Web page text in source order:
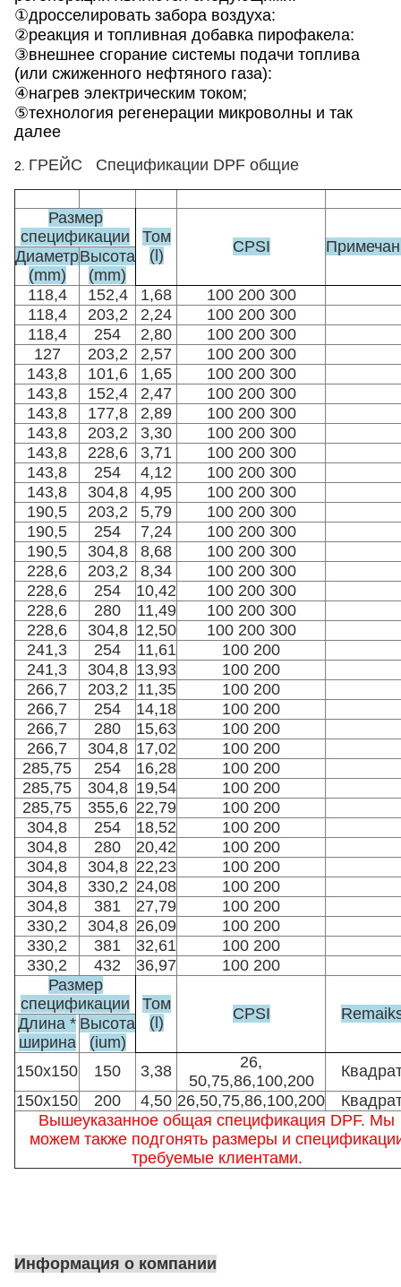
①дросселировать забора воздуха:
②реакция и топливная добавка пирофакела:
③внешнее сгорание системы подачи топлива
(или сжиженного нефтяного газа):
④нагрев электрическим током;
⑤технология регенерации микроволны и так
далее
2. ГРЕЙС Спецификации DPF общие
Размер
спецификации
Том
(l)
CPSI
Диаметр
(mm)
Высота
(mm)
118,4
152,4 1,68
100 200 300
118,4
203,2 2,24
100 200 300
118,4
254 2,80
100 200 300
127
203,2 2,57
100 200 300
143,8
101,6 1,65
100 200 300
143,8
152,4 2,47
100 200 300
143,8
177,8 2,89
100 200 300
143,8
203,2 3,30
100 200 300
143,8
228,6 3,71
100 200 300
143,8
254 4,12
100 200 300
143,8
304,8 4,95
100 200 300
190,5
203,2 5,79
100 200 300
190,5
254 7,24
100 200 300
190,5
304,8 8,68
100 200 300
228,6
203,2 8,34
100 200 300
228,6
254 10,42
100 200 300
228,6
280 11,49
100 200 300
228,6
304,8 12,50
100 200 300
241,3
254 11,61
100 200
241,3
304,8 13,93
100 200
266,7
203,2 11,35
100 200
266,7
254 14,18
100 200
266,7
280 15,63
100 200
266,7
304,8 17,02
100 200
285,75
254 16,28
100 200
285,75
304,8 19,54
100 200
285,75
355,6 22,79
100 200
304,8
254 18,52
100 200
304,8
280 20,42
100 200
304,8
304,8 22,23
100 200
304,8
330,2 24,08
100 200
304,8
381 27,79
100 200
330,2
304,8 26,09
100 200
330,2
381 32,61
100 200
330,2
432 36,97
100 200
Размер
спецификации
Том
(l)
CPSI
Длина *
ширина
Высота
(ium)
150x150
150 3,38
26,
50,75,86,100,200
150x150
200 4,50 26,50,75,86,100,200
Вышеуказанное общая спецификация DPF. Мы
можем также подгонять размеры и
требуемые клиентами.
Информация о компании